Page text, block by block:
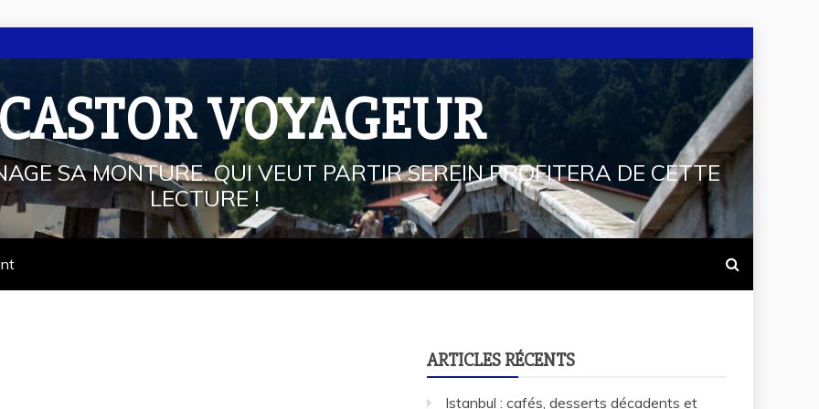
VOYAGEUR
SA MONTURE. QUI VEUT PARTIR SEREIN PROFITERA DE CETTE
LECTURE !
ARTICLES RÉCENTS
Istanbul : cafés, desserts décadents et